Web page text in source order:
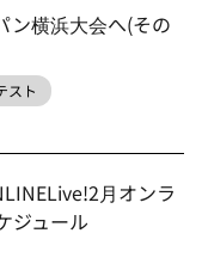
ン横浜大会へ(その
スト
月オンラ
ジュール